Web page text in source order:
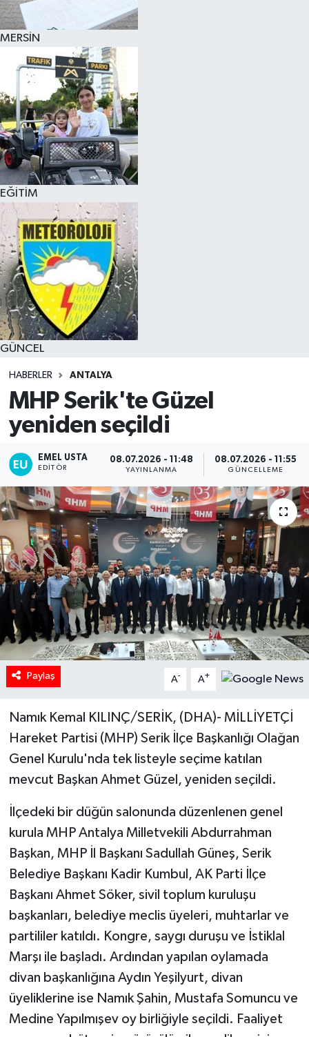
MERSİN
EĞİTİM
GÜNCEL
HABERLER ANTALYA
MHP Serik'te Güzel
yeniden seçildi
EMEL USTA
EDITÖR
08.07.2026 - 11:48
YAYINLANMA
08.07.2026 - 11:55
GÜNCELLEME
Paylaş A- A+
Namık Kemal KILINÇ/SERİK, (DHA)- MİLLİYETÇİ
Hareket Partisi (MHP) Serik İlçe Başkanlığı Olağan
Genel Kurulu'nda tek listeyle seçime katılan
mevcut Başkan Ahmet Güzel, yeniden seçildi.
İlçedeki bir düğün salonunda düzenlenen genel
kurula MHP Antalya Milletvekili Abdurrahman
Başkan, MHP İl Başkanı Sadullah Güneş, Serik
Belediye Başkanı Kadir Kumbul, AK Parti İlçe
Başkanı Ahmet Söker, sivil toplum kuruluşu
başkanları, belediye meclis üyeleri, muhtarlar ve
partililer katıldı. Kongre, saygı duruşu ve İstiklal
Marşı ile başladı. Ardından yapılan oylamada
divan başkanlığına Aydın Yeşilyurt, divan
üyeliklerine ise Namık Şahin, Mustafa Somuncu ve
Medine Yapılmışev oy birliğiyle seçildi. Faaliyet